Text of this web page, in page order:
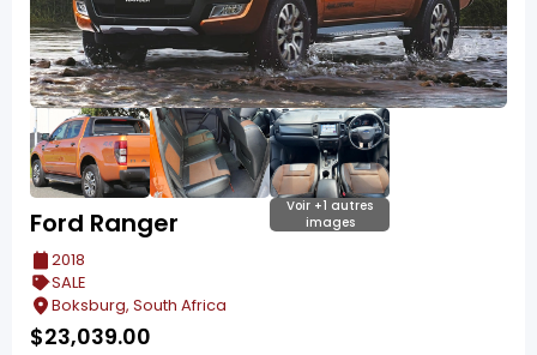
Voir +1 autres
images
Ford Ranger
2018
SALE
Boksburg, South Africa
$23,039.00